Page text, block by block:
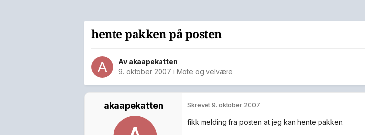
hente pakken på posten
Av akaapekatten
9. oktober 2007 i Mote og velvære
akaapekatten Skrevet9. oktober 2007
fikk melding fra posten at jeg kan hente pakken.